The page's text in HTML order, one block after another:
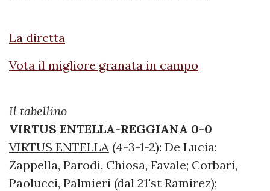
La diretta
Vota il migliore granata in campo
Il tabellino
VIRTUS ENTELLA-REGGIANA 0-0
VIRTUS ENTELLA (4-3-1-2): De Lucia;
Zappella, Parodi, Chiosa, Favale; Corbari,
Paolucci, Palmieri (dal 21'st Ramirez);